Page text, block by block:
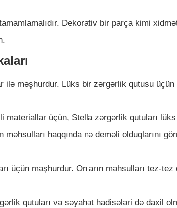
Dekorativ bir parça kimi
məşhurdur. Lüks bir zərgərlik qutusu üçün
materiallar üçün, Stella zərgərlik qutuları
haqqında nə deməli olduqlarını
məşhurdur. Onların məhsulları tez-tez
qutuları və səyahət hadisələri də daxil